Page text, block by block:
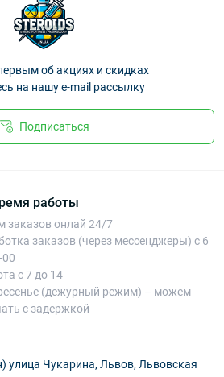
об акциях и скидках
на нашу e-mail рассылку
Подписаться
работы
заказов онлай 24/7
заказов (через мессенджеры) с 6
00
с 7 до 14
(дежурный режим) – можем
с задержкой
улица Чукарина, Львов, Львовская